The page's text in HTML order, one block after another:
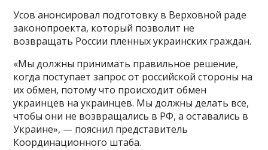
Усов анонсировал подготовку в Верховной раде
законопроекта, который позволит не
возвращать России пленных украинских граждан.
«Мы должны принимать правильное решение,
когда поступает запрос от российской стороны на
их обмен, потому что происходит обмен
украинцев на украинцев. Мы должны делать все,
чтобы они не возвращались в РФ, а оставались в
Украине», — пояснил представитель
Координационного штаба.